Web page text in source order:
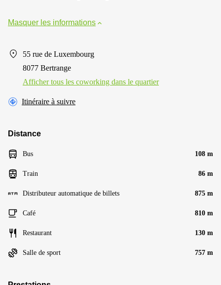
Masquer les informations
55 rue de Luxembourg
8077 Bertrange
Afficher tous les сoworking dans le quartier
Itinéraire à suivre
Distance
Bus 108 m
Train 86 m
Distributeur automatique de billets 875 m
Café 810 m
Restaurant 130 m
Salle de sport 757 m